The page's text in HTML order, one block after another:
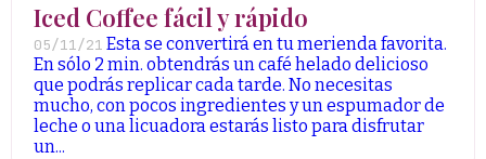
Iced Coffee fácil y rápido
05/11/21 Esta se convertirá en tu merienda favorita.
En sólo 2 min. obtendrás un café helado delicioso
que podrás replicar cada tarde. No necesitas
mucho, con pocos ingredientes y un espumador de
leche o una licuadora estarás listo para disfrutar
un...